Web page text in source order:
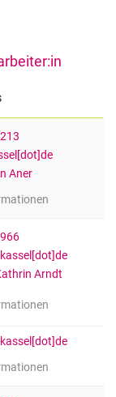
Aner
Aner
Arndt
Kathrin Arndt
Kathrin Arndt